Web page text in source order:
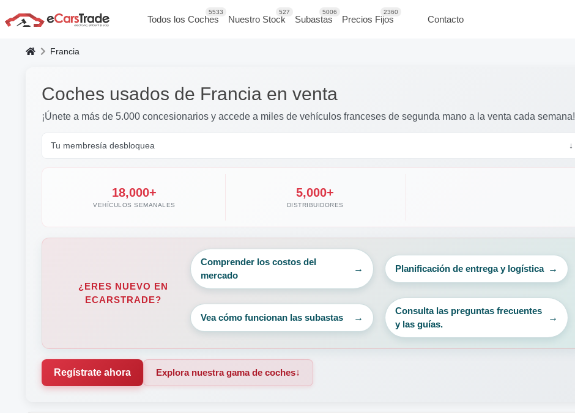
Todos los Coches
5533
Nuestro Stock
527
Subastas
5006
Precios Fijos
2360
Contacto
Francia
Coches usados de Francia en venta
¡Únete a más de 5.000 concesionarios y accede a miles de vehículos franceses de segunda mano a la venta cada semana!
Tu membresía desbloquea ↓
18,000+
VEHÍCULOS SEMANALES
5,000+
DISTRIBUIDORES
¿ERES NUEVO EN
ECARSTRADE?
Comprender los costos del
mercado
Planificación de entrega y logística
Vea cómo funcionan las subastas
Consulta las preguntas frecuentes
y las guías.
Regístrate ahora Explora nuestra gama de coches↓